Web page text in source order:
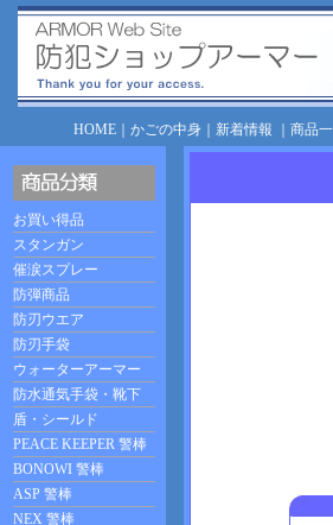
HOME｜ かごの中身｜ 新着情報 商品